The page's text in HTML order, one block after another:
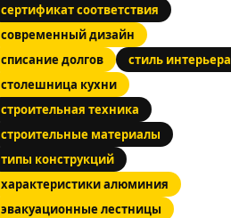
сертификат соответствия
современный дизайн
списание долгов
стиль интерьера
столешница кухни
строительная техника
строительные материалы
типы конструкций
характеристики алюминия
эвакуационные лестницы